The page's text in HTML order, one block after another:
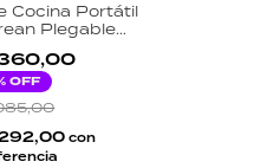
Cocina Portátil
Plegable
Gas Butano
OFF
con